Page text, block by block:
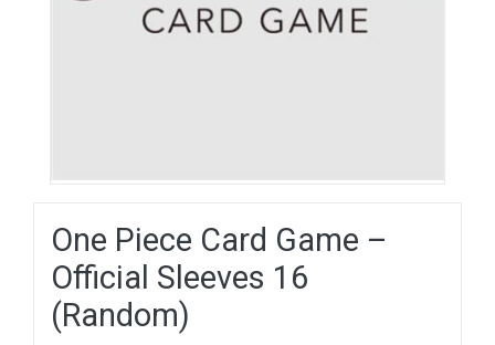
One Piece Card Game –
Official Sleeves 16
(Random)